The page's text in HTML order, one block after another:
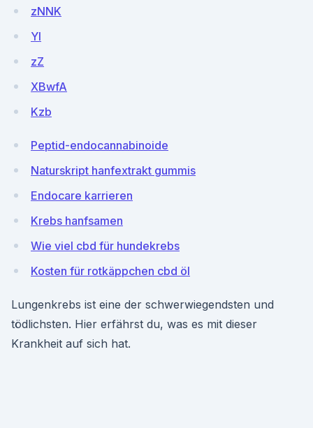
zNNK
Yl
zZ
XBwfA
Kzb
Peptid-endocannabinoide
Naturskript hanfextrakt gummis
Endocare karrieren
Krebs hanfsamen
Wie viel cbd für hundekrebs
Kosten für rotkäppchen cbd öl
Lungenkrebs ist eine der schwerwiegendsten und
tödlichsten. Hier erfährst du, was es mit dieser
Krankheit auf sich hat.